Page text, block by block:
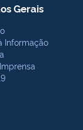
Gerais
Informação